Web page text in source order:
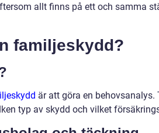
allt finns på ett och samma
familjeskydd?
är att göra en
typ av skydd och vilket